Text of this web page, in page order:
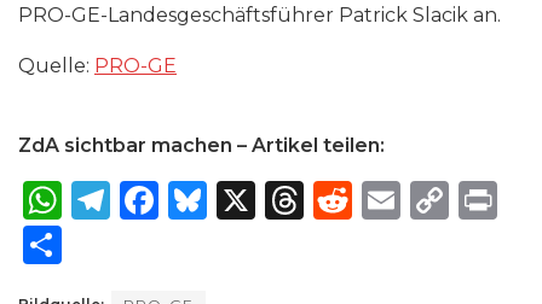
PRO-GE-Landesgeschäftsführer Patrick Slacik an.
Quelle: PRO-GE
ZdA sichtbar machen – Artikel teilen:
W T
F
B X
T
R
E
C